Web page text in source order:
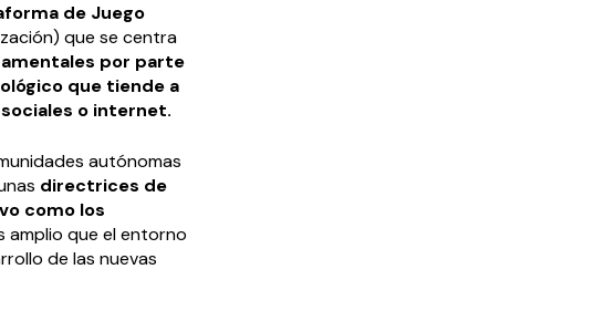
de Juego
que se centra
por parte
que tiende a
o internet.
autónomas
directrices de
como los
amplio que el entorno
de las nuevas